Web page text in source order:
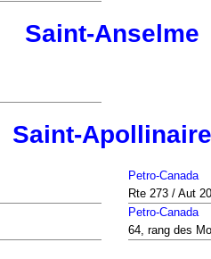
Saint-Anselme
Saint-Apollinaire
Petro-Canada
Rte 273 / Aut
Petro-Canada
64, rang des